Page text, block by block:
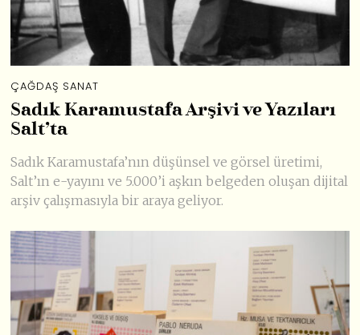
ÇAĞDAŞ SANAT
Sadık Karamustafa Arşivi ve Yazıları
Salt’ta
Sadık Karamustafa’nın düşünsel ve görsel üretimi,
Salt’ın e-yayını ve 5.000’i aşkın belgeden oluşan dijital
arşiv çalışmasıyla bir araya geliyor.